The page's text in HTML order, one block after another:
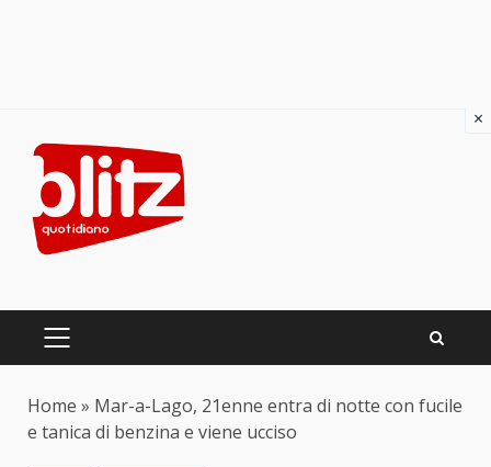
content
PRIMARY
Home » Mar-a-Lago, 21enne entra di notte con fucile
e tanica di benzina e viene ucciso
×